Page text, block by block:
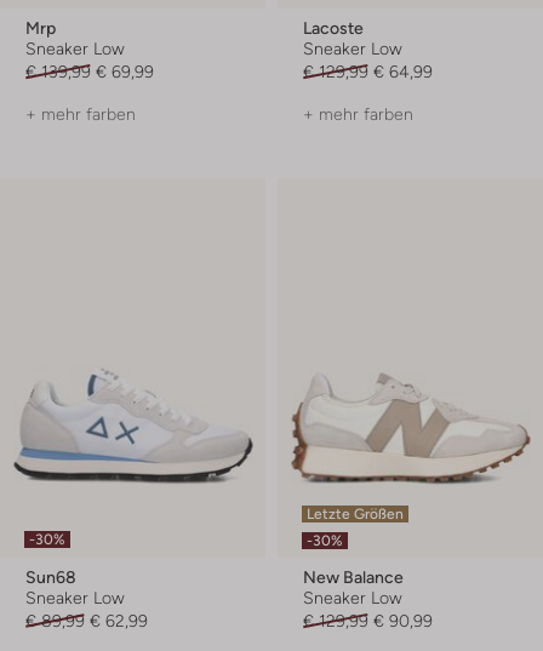
Mrp
Sneaker Low
€ 139,99 € 69,99
+ mehr farben
Lacoste
Sneaker Low
€ 129,99 € 64,99
+ mehr farben
-30%
Sun68
Sneaker Low
€ 89,99 € 62,99
Letzte Größen
-30%
New Balance
Sneaker Low
€ 129,99 € 90,99